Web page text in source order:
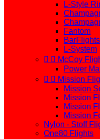
L-Style
Fantom
BarFlights
L-System
  McCoy
Power
  Mission
Mission
Mission
Mission
Mission
Nylon - Stoff
One80 Flights